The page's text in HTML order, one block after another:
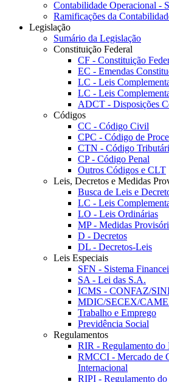
Contabilidade Operacional -
Ramificações da
Legislação
Sumário da Legislação
Constituição Federal
CF - Constituição
EC - Emendas
LC - Leis
LC - Leis
ADCT - Disposições
Códigos
CC - Código Civil
CPC - Código de
CTN - Código
CP - Código Penal
Outros Códigos e CLT
Leis, Decretos e Medidas
Busca de Leis e
LC - Leis
LO - Leis Ordinárias
MP - Medidas
D - Decretos
DL - Decretos-Leis
Leis Especiais
SFN - Sistema
SA - Lei das S.A.
ICMS - CONFAZ/
MDIC/SECEX/
Trabalho e Emprego
Previdência Social
Regulamentos
RIR - Regulamento do
RMCCI - Mercado de
Internacional
RIPI - Regulamento